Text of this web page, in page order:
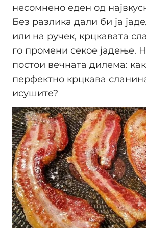
несомнено еден од
Без разлика дали би ја
или на ручек, крцкавата
го промени секое јадење.
постои вечната дилема:
перфектно крцкава
исушите?